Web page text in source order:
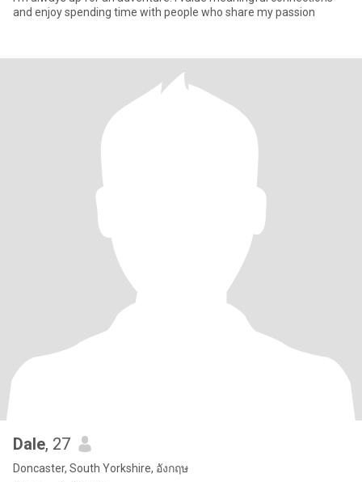
and enjoy spending time with people who share my passion
Dale, 27
Doncaster, South Yorkshire, อังกฤษ